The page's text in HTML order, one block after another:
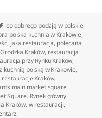
Tagi
co dobrego podają w polskiej
polska kuchnia w Krakowie,
, jaka restauracja, polecana
Kraków, restauracja
przy Rynku Kraków,
kuchnią polską w Krakowie,
restauracje Kraków,
main market square
Square, Rynek główny
Kraków,w restauracji,